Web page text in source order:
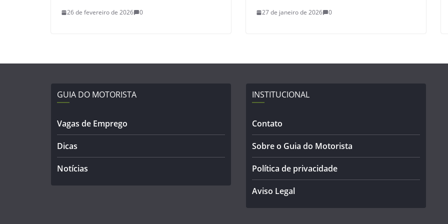
26 de fevereiro de 2026 0 27 de janeiro de 2026 0
GUIA DO MOTORISTA
Vagas de Emprego
Dicas
Notícias
INSTITUCIONAL
Contato
Sobre o Guia do Motorista
Política de privacidade
Aviso Legal